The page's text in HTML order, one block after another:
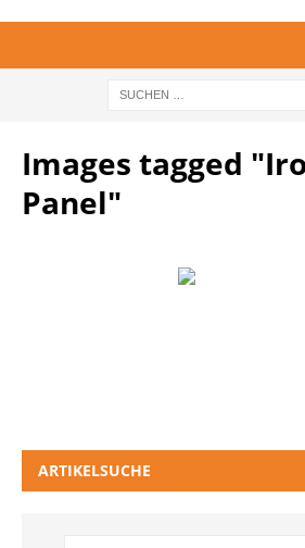
Images tagged
Panel"
ARTIKELSUCHE